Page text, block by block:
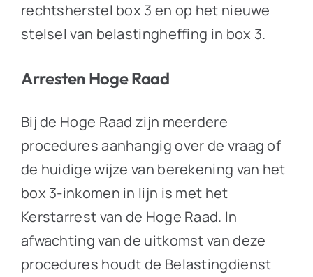
rechtsherstel box 3 en op het nieuwe
stelsel van belastingheffing in box 3.
Arresten Hoge Raad
Bij de Hoge Raad zijn meerdere
procedures aanhangig over de vraag of
de huidige wijze van berekening van het
box 3-inkomen in lijn is met het
Kerstarrest van de Hoge Raad. In
afwachting van de uitkomst van deze
procedures houdt de Belastingdienst